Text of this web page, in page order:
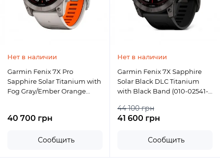
Нет в наличии
Garmin Fenix 7X Pro
Sapphire Solar Titanium with
Fog Gray/Ember Orange
40 700 грн
Сообщить
Нет в наличии
Garmin Fenix 7X Sapphire
Solar Black DLC Titanium
with Black Band (010-02541-
44 100 грн
41 600 грн
Сообщить